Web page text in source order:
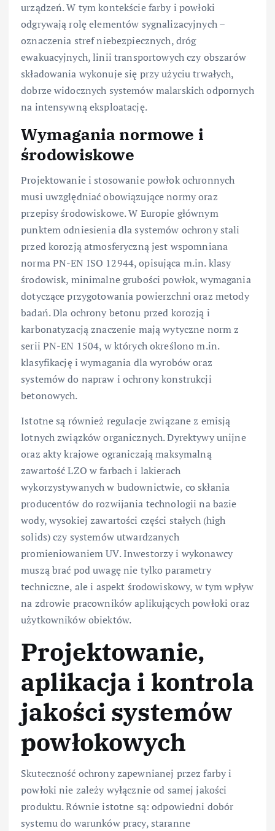
urządzeń. W tym kontekście farby i powłoki
odgrywają rolę elementów sygnalizacyjnych –
oznaczenia stref niebezpiecznych, dróg
ewakuacyjnych, linii transportowych czy obszarów
składowania wykonuje się przy użyciu trwałych,
dobrze widocznych systemów malarskich odpornych
na intensywną eksploatację.
Wymagania normowe i
środowiskowe
Projektowanie i stosowanie powłok ochronnych
musi uwzględniać obowiązujące normy oraz
przepisy środowiskowe. W Europie głównym
punktem odniesienia dla systemów ochrony stali
przed korozją atmosferyczną jest wspomniana
norma PN-EN ISO 12944, opisująca m.in. klasy
środowisk, minimalne grubości powłok, wymagania
dotyczące przygotowania powierzchni oraz metody
badań. Dla ochrony betonu przed korozją i
karbonatyzacją znaczenie mają wytyczne norm z
serii PN-EN 1504, w których określono m.in.
klasyfikację i wymagania dla wyrobów oraz
systemów do napraw i ochrony konstrukcji
betonowych.
Istotne są również regulacje związane z emisją
lotnych związków organicznych. Dyrektywy unijne
oraz akty krajowe ograniczają maksymalną
zawartość LZO w farbach i lakierach
wykorzystywanych w budownictwie, co skłania
producentów do rozwijania technologii na bazie
wody, wysokiej zawartości części stałych (high
solids) czy systemów utwardzanych
promieniowaniem UV. Inwestorzy i wykonawcy
muszą brać pod uwagę nie tylko parametry
techniczne, ale i aspekt środowiskowy, w tym wpływ
na zdrowie pracowników aplikujących powłoki oraz
użytkowników obiektów.
Projektowanie,
aplikacja i kontrola
jakości systemów
powłokowych
Skuteczność ochrony zapewnianej przez farby i
powłoki nie zależy wyłącznie od samej jakości
produktu. Równie istotne są: odpowiedni dobór
systemu do warunków pracy, staranne